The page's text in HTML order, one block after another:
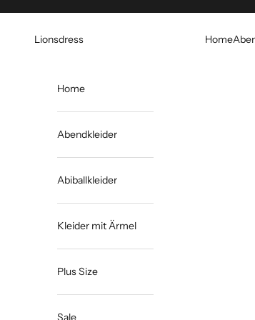
Lionsdress Home
Home
Abendkleider
Abiballkleider
Kleider mit Ärmel
Plus Size
Sale